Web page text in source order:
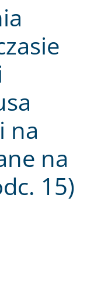
na
na
15)